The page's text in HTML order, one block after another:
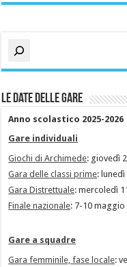
Cerca
Le date delle gare
Anno scolastico 2025-2026
Gare individuali
Giochi di Archimede: giovedì
Gara delle classi prime:
Gara Distrettuale: mercoledì
Finale nazionale: 7-10 maggio
Gare a squadre
Gara femminile, fase locale: